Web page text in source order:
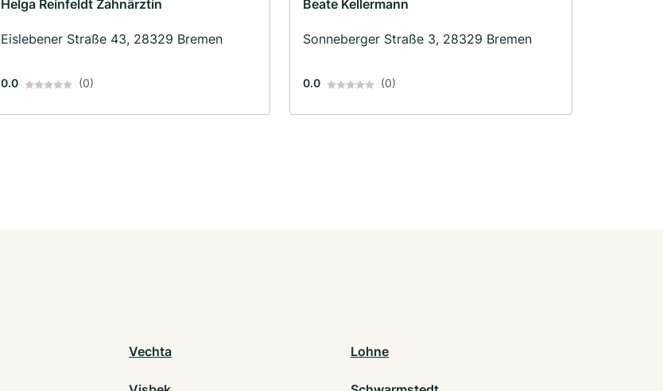
Helga Reinfeldt Zahnärztin
Eislebener Straße 43, 28329 Bremen
0.0 (0)
Beate Kellermann
Sonneberger Straße 3, 28329 Bremen
0.0 (0)
Vechta Lohne